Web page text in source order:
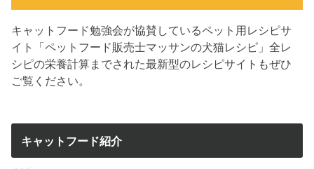
キャットフード勉強会が協賛しているペット用レシピサ
イト「ペットフード販売士マッサンの犬猫レシピ」全レ
シピの栄養計算までされた最新型のレシピサイトもぜひ
ご覧ください。
キャットフード紹介